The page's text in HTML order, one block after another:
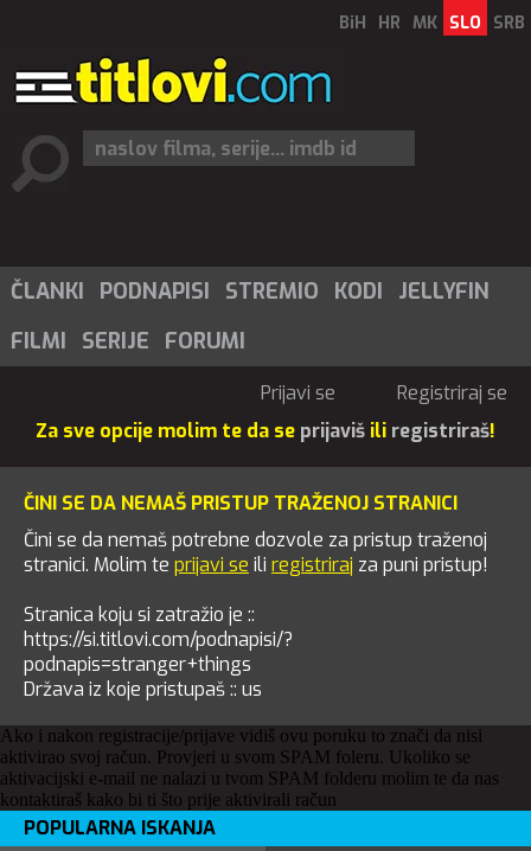
BiH HR MK SLO SRB
ČLANKI PODNAPISI STREMIO KODI
JELLYFIN
FILMI
SERIJE FORUMI
Prijavi se
Registriraj se
Za sve opcije molim te da se prijaviš ili registriraš!
ČINI SE DA NEMAŠ PRISTUP TRAŽENOJ STRANICI
Čini se da nemaš potrebne dozvole za pristup traženoj
stranici. Molim te prijavi se ili registriraj za puni pristup!
Stranica koju si zatražio je ::
https://si.titlovi.com/podnapisi/?
podnapis=stranger+things
Država iz koje pristupaš :: us
Ako i nakon registracije/prijave vidiš ovu poruku to znači da nisi
aktivirao svoj račun. Provjeri u svom SPAM foleru. Ukoliko se
aktivacijski e-mail ne nalazi u tvom SPAM folderu molim te da nas
kontaktiraš kako bi ti što prije aktivirali račun
POPULARNA ISKANJA